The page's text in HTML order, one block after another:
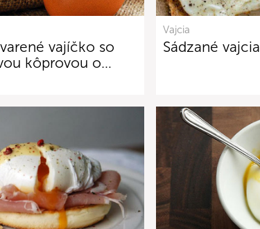
vajíčko so
kôprovou o…
Vajcia
Sádzané vajcia